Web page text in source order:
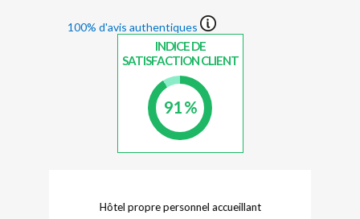
100% d'avis authentiques
INDICE DE
SATISFACTION CLIENT
91 %
Dans l'ensemble et pour le prix, l'expérience